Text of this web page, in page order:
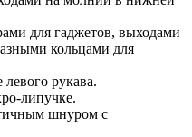
для гаджетов, выходами
кольцами для
рукава.
липучке.
шнуром с